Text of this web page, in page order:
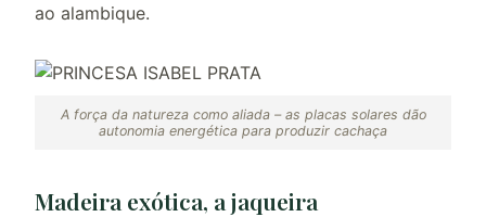
ao alambique.
A força da natureza como aliada – as placas solares dão
autonomia energética para produzir cachaça
Madeira exótica, a jaqueira